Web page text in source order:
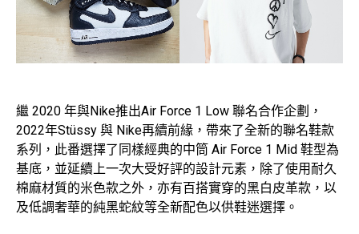
繼 2020 年與Nike推出Air Force 1 Low 聯名合作企劃，
2022年Stüssy 與 Nike再續前緣，帶來了全新的聯名鞋款
系列，此番選擇了同樣經典的中筒 Air Force 1 Mid 鞋型為
基底，並延續上一次大受好評的設計元素，除了使用耐久
棉麻材質的米色款之外，亦有百搭實穿的黑白皮革款，以
及低調奢華的純黑蛇紋等全新配色以供鞋迷選擇。